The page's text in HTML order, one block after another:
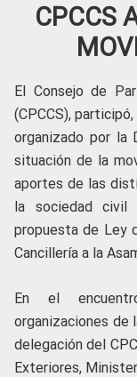
CPCCS
El Consejo de
(CPCCS),
organizado por la
situación de la
aportes de las
la sociedad civil
propuesta de Ley
Cancillería a la
En el
organizaciones de
delegación del
Exteriores,